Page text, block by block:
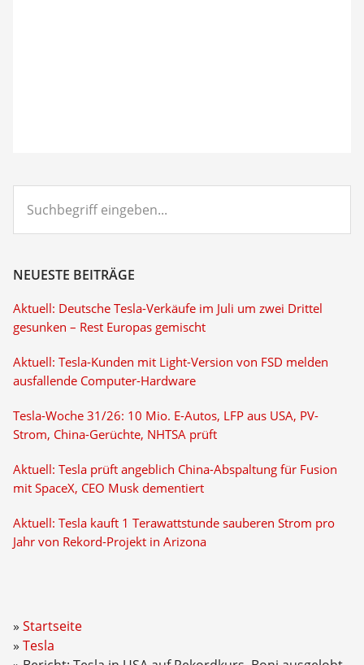
eingeben...
NEUESTE BEITRÄGE
Aktuell: Deutsche Tesla-Verkäufe im Juli um zwei Drittel
gesunken – Rest Europas gemischt
Aktuell: Tesla-Kunden mit Light-Version von FSD melden
ausfallende Computer-Hardware
Tesla-Woche 31/26: 10 Mio. E-Autos, LFP aus USA, PV-
Strom, China-Gerüchte, NHTSA prüft
Aktuell: Tesla prüft angeblich China-Abspaltung für Fusion
mit SpaceX, CEO Musk dementiert
Aktuell: Tesla kauft 1 Terawattstunde sauberen Strom pro
Jahr von Rekord-Projekt in Arizona
Startseite
Tesla